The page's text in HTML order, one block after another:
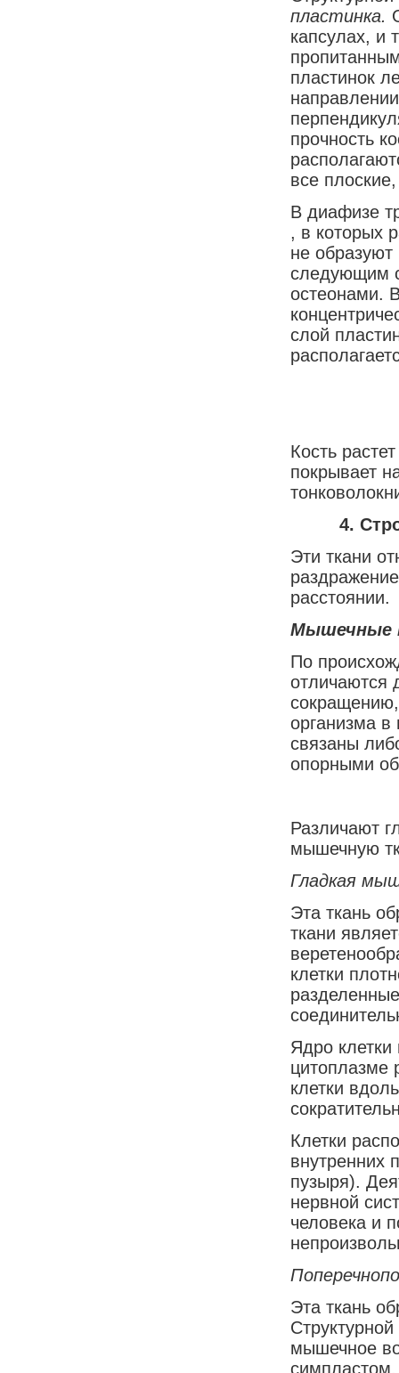
пластинка.
капсулах, и
пластинок
прочность
все
В диафизе
, в которых
не
следующим
остеонами.
слой
Кость
покрывает
4.
Эти ткани
расстоянии.
Мышечные
По
отличаются
сокращению,
организма
связаны
опорными
Различают
мышечную
Гладкая
Эта ткань
ткани
клетки
Ядро
цитоплазме
клетки
Клетки
внутренних
пузыря).
нервной
человека и
Эта ткань
мышечное